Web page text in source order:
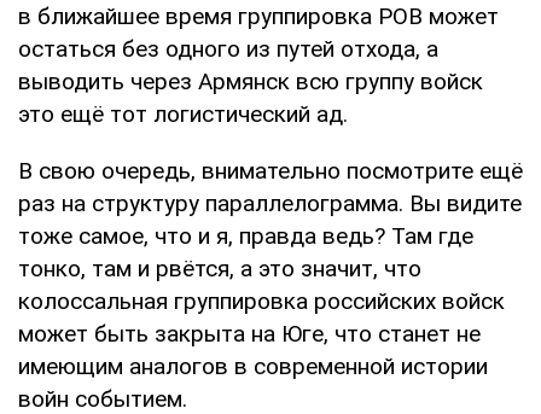
в ближайшее время группировка РОВ может
остаться без одного из путей отхода, а
выводить через Армянск всю группу войск
это ещё тот логистический ад.
В свою очередь, внимательно посмотрите ещё
раз на структуру параллелограмма. Вы видите
тоже самое, что и я, правда ведь? Там где
тонко, там и рвётся, а это значит, что
колоссальная группировка российских войск
может быть закрыта на Юге, что станет не
имеющим аналогов в современной истории
войн событием.